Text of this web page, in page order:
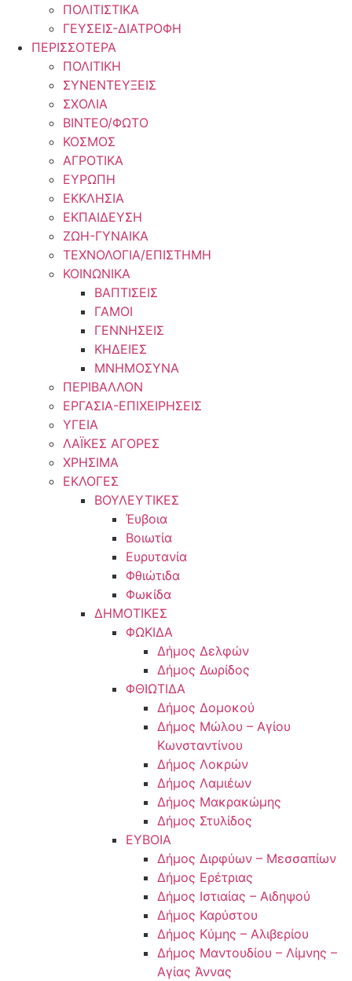
ΠΟΛΙΤΙΣΤΙΚΑ
ΓΕΥΣΕΙΣ-ΔΙΑΤΡΟΦΗ
ΠΕΡΙΣΣΟΤΕΡΑ
ΠΟΛΙΤΙΚΗ
ΣΥΝΕΝΤΕΥΞΕΙΣ
ΣΧΟΛΙΑ
ΒΙΝΤΕΟ/ΦΩΤΟ
ΚΟΣΜΟΣ
ΑΓΡΟΤΙΚΑ
ΕΥΡΩΠΗ
ΕΚΚΛΗΣΙΑ
ΕΚΠΑΙΔΕΥΣΗ
ΖΩΗ-ΓΥΝΑΙΚΑ
ΤΕΧΝΟΛΟΓΙΑ/ΕΠΙΣΤΗΜΗ
ΚΟΙΝΩΝΙΚΑ
ΒΑΠΤΙΣΕΙΣ
ΓΑΜΟΙ
ΓΕΝΝΗΣΕΙΣ
ΚΗΔΕΙΕΣ
ΜΝΗΜΟΣΥΝΑ
ΠΕΡΙΒΑΛΛΟΝ
ΕΡΓΑΣΙΑ-ΕΠΙΧΕΙΡΗΣΕΙΣ
ΥΓΕΙΑ
ΛΑΪΚΕΣ ΑΓΟΡΕΣ
ΧΡΗΣΙΜΑ
ΕΚΛΟΓΕΣ
ΒΟΥΛΕΥΤΙΚΕΣ
Έυβοια
Βοιωτία
Ευρυτανία
Φθιώτιδα
Φωκίδα
ΔΗΜΟΤΙΚΕΣ
ΦΩΚΙΔΑ
Δήμος Δελφών
Δήμος Δωρίδος
ΦΘΙΩΤΙΔΑ
Δήμος Δομοκού
Δήμος Μώλου – Αγίου
Κωνσταντίνου
Δήμος Λοκρών
Δήμος Λαμιέων
Δήμος Μακρακώμης
Δήμος Στυλίδος
ΕΥΒΟΙΑ
Δήμος Διρφύων – Μεσσαπίων
Δήμος Ερέτριας
Δήμος Ιστιαίας – Αιδηψού
Δήμος Καρύστου
Δήμος Κύμης – Αλιβερίου
Δήμος Μαντουδίου – Λίμνης –
Αγίας Άννας